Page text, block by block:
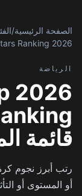
الصفحة الرئيسية/
2026 World Cup Superstars Ranking
الرياضة
قائمة
أو المستوى أو